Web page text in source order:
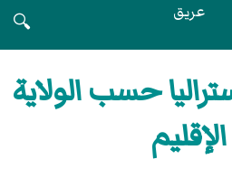
عريق
🔍
حسب الولاية